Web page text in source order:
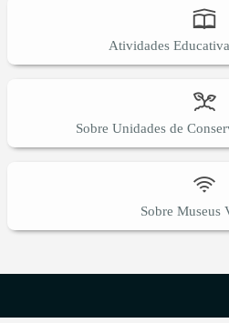
Atividades
Sobre Unidades de
Sobre Museus